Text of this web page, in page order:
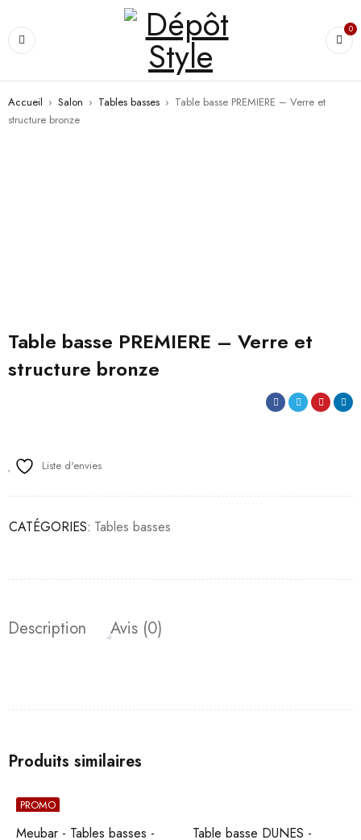
0
Accueil › Salon › Tables basses › Table basse PREMIERE – Verre et
structure bronze
Table basse PREMIERE – Verre et
structure bronze
Liste d'envies
CATÉGORIES: Tables basses
Description Avis (0)
Produits similaires
PROMO
Meubar - Tables basses -
Table basse DUNES -